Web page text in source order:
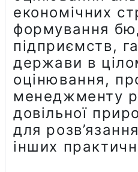
економічних
формування
підприємств,
держави в
оцінювання,
менеджменту
довільної
для
інших